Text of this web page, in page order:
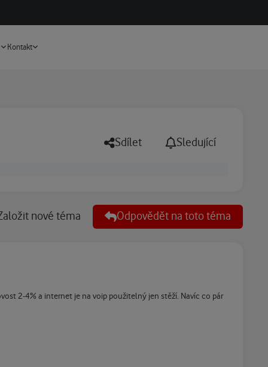
Kontakt
Sdílet Sledující
nové téma Odpovědět na toto téma
2-4% a internet je na voip použitelný jen stěží. Navíc co pár